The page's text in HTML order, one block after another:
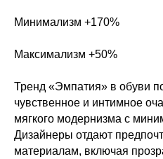
Минимализм +170%
Максимализм +50%
Тренд «Эмпатия» в обуви
чувственное и интимное
мягкого модернизма с
Дизайнеры отдают
материалам, включая